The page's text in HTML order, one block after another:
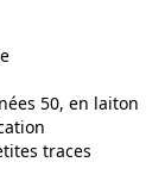
50, en laiton
traces